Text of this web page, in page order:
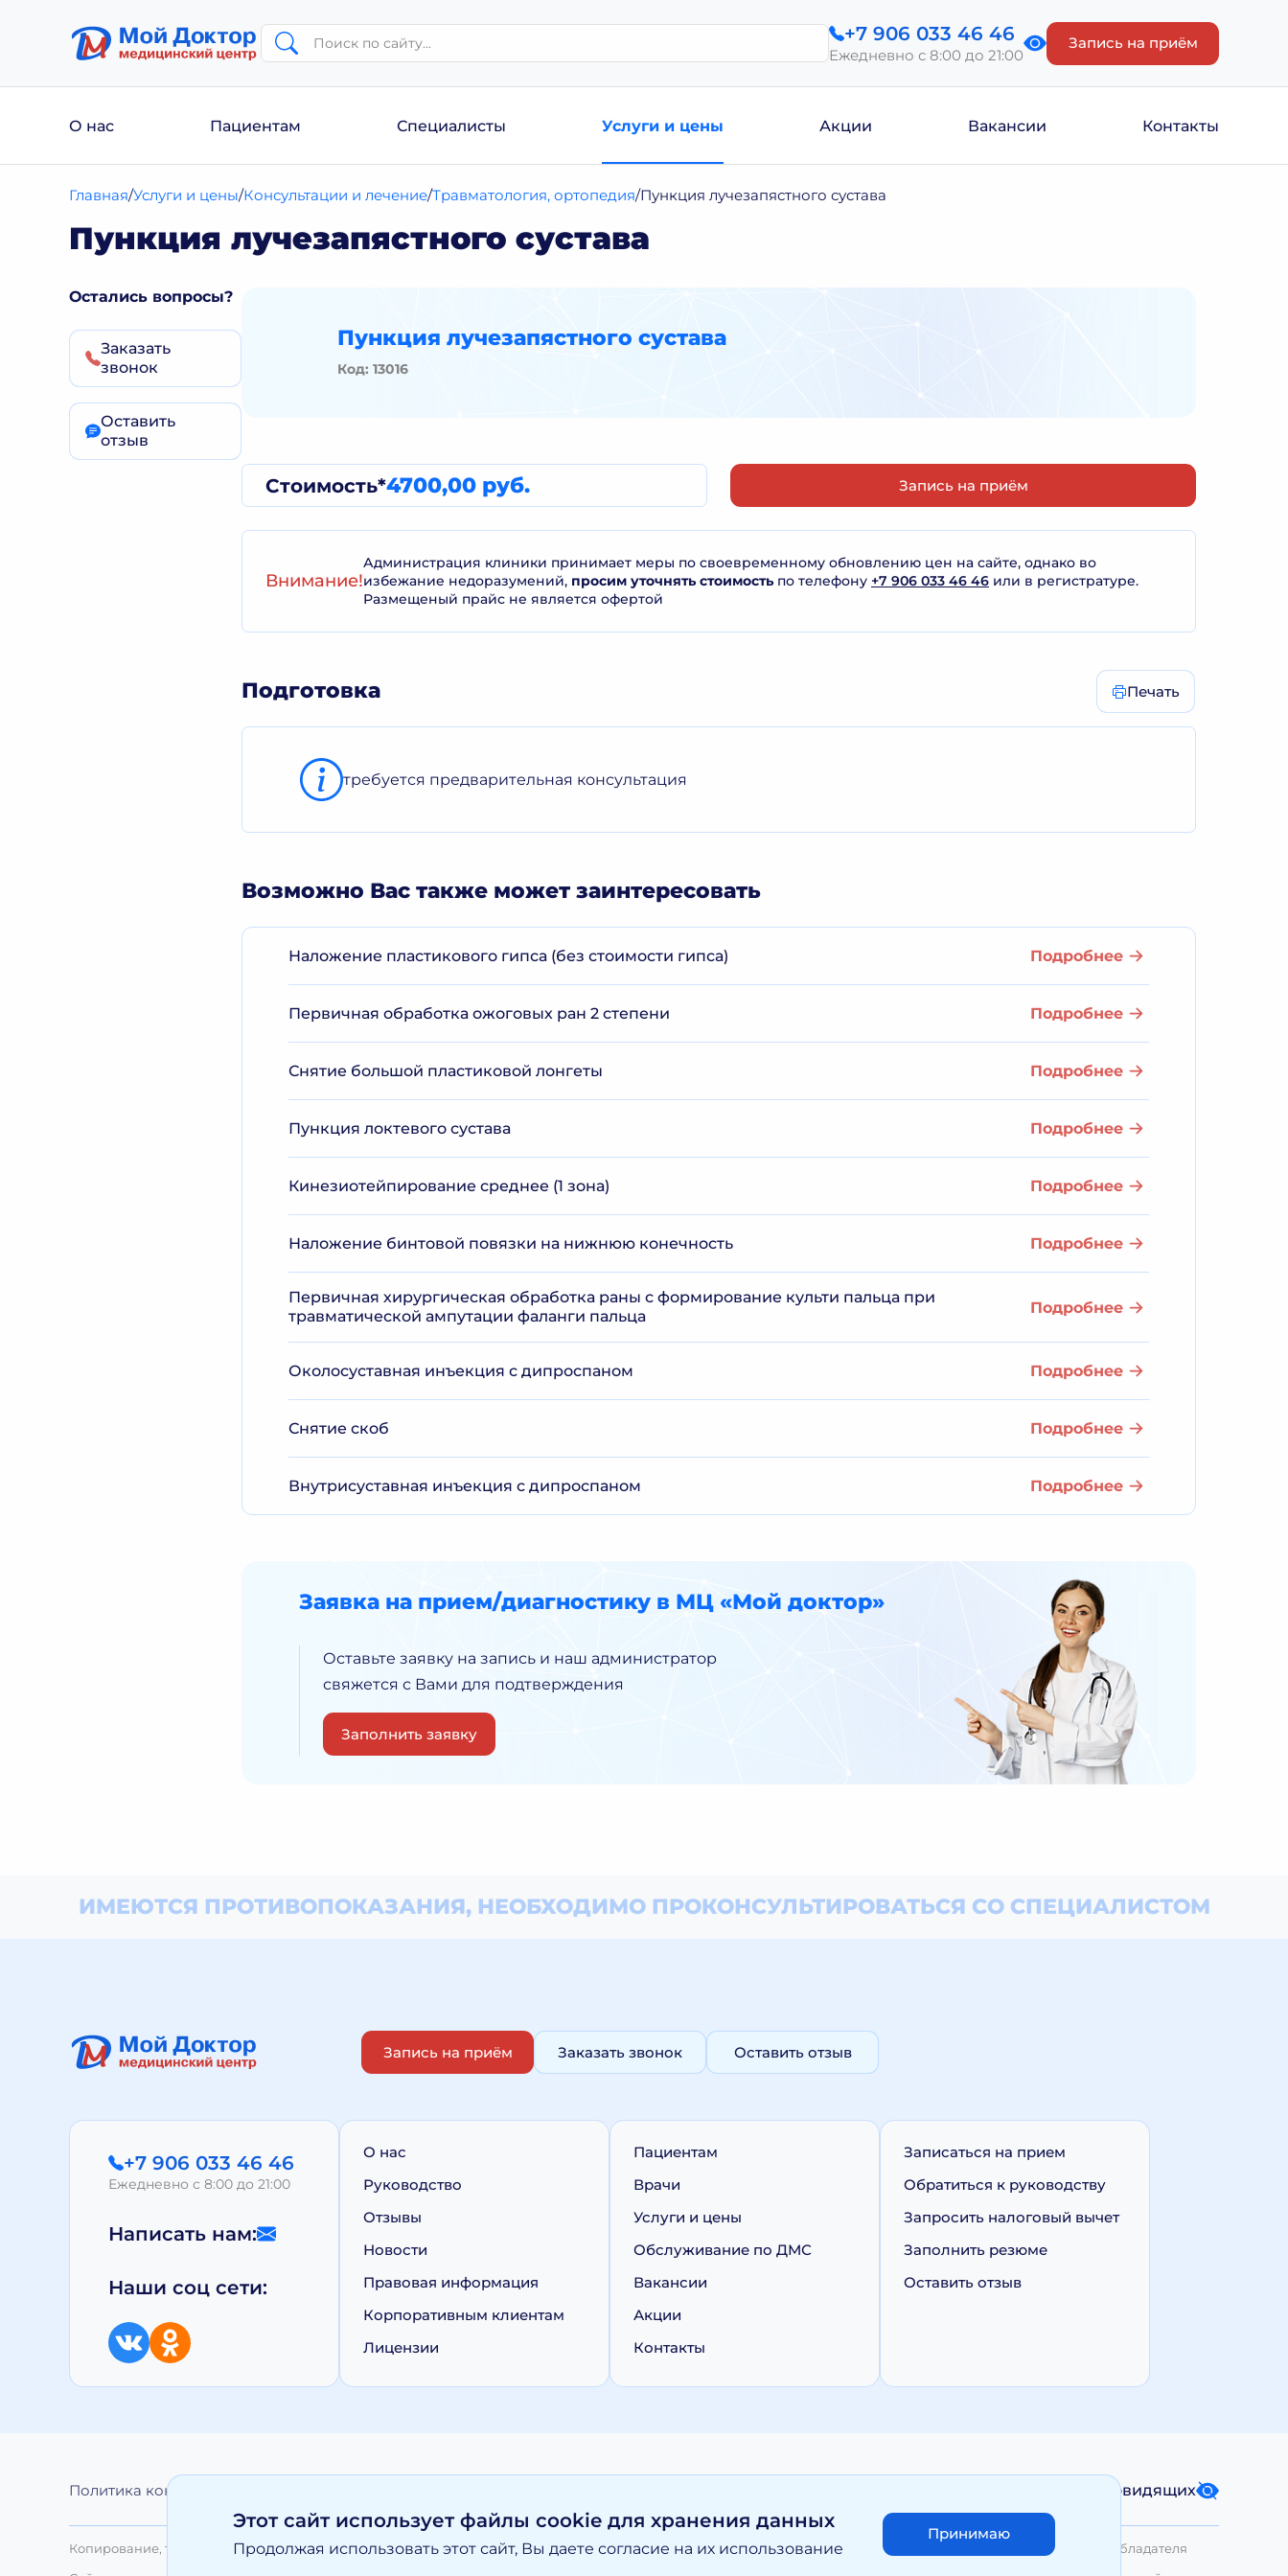
+7 906 033 46 46
Ежедневно с 8:00 до 21:00
Запись на приём
О нас Пациентам Специалисты Услуги и цены Акции Вакансии Контакты
Главная Услуги и цены Консультации и лечение Травматология, ортопедия Пункция лучезапястного сустава
Пункция лучезапястного сустава
Остались вопросы?
Заказать
звонок
Оставить
отзыв
Пункция лучезапястного сустава
Код: 13016
Стоимость*4700,00 руб. Запись на приём
Внимание!
Администрация клиники принимает меры по своевременному обновлению цен на сайте, однако во
избежание недоразумений, просим уточнять стоимостьпо телефону +7 906 033 46 46 или в регистратуре.
Размещеный прайс не является офертой
Подготовка Печать
требуется предварительная консультация
Возможно Вас также может заинтересовать
Наложение пластикового гипса (без стоимости гипса) Подробнее
Первичная обработка ожоговых ран 2 степени Подробнее
Снятие большой пластиковой лонгеты Подробнее
Пункция локтевого сустава Подробнее
Кинезиотейпирование среднее (1 зона) Подробнее
Наложение бинтовой повязки на нижнюю конечность Подробнее
Первичная хирургическая обработка раны с формирование культи пальца при
травматической ампутации фаланги пальца
Подробнее
Околосуставная инъекция с дипроспаном Подробнее
Снятие скоб Подробнее
Внутрисуставная инъекция с дипроспаном Подробнее
Заявка на прием/диагностику в МЦ «Мой доктор»
Оставьте заявку на запись и наш администратор
свяжется с Вами для подтверждения
Заполнить заявку
ИМЕЮТСЯ ПРОТИВОПОКАЗАНИЯ, НЕОБХОДИМОПРОКОНСУЛЬТИРОВАТЬСЯ СО СПЕЦИАЛИСТОМ
Запись на приём Заказать звонок Оставить отзыв
+7 906 033 46 46
Ежедневно с 8:00 до 21:00
Написать нам:
Наши соц сети:
О нас
Руководство
Отзывы
Новости
Правовая информация
Корпоративным клиентам
Лицензии
Пациентам
Врачи
Услуги и цены
Обслуживание по ДМС
Вакансии
Акции
Контакты
Записаться на прием
Обратиться к руководству
Запросить налоговый вычет
Заполнить резюме
Оставить отзыв
Версия для слабовидящих
Политика конфиденциальности
Копирование, тиражирование, а равно иное использование материалов, размещенных на moy-doktor.org возможно только с письменного разрешения Правообладателя
Этот сайт использует файлы cookie для хранения данных
Продолжая использовать этот сайт, Вы даете согласие на их использование
Принимаю